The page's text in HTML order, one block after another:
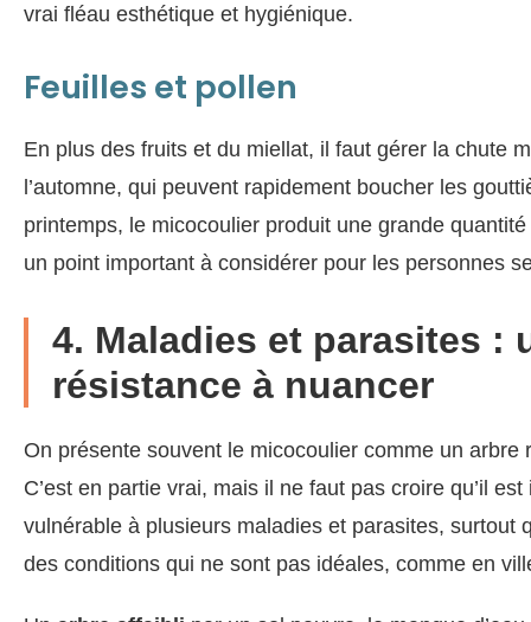
vrai fléau esthétique et hygiénique.
Feuilles et pollen
En plus des fruits et du miellat, il faut gérer la chute
l’automne, qui peuvent rapidement boucher les
printemps, le micocoulier produit une grande
un point important à considérer pour les personnes
4. Maladies et parasites :
résistance à nuancer
On présente souvent le micocoulier comme un arbre
C’est en partie vrai, mais il ne faut pas croire qu’il
vulnérable à plusieurs maladies et parasites, surtout
des conditions qui ne sont pas idéales, comme en